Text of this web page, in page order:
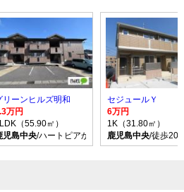
ス乗車時間20分 停歩3分
リーンヒルズ明和
万円
（55.90㎡）
児島中央/ハートピアかごしま バス乗車時間
セジュールＹ
6万円
1K（31.80㎡）
鹿児島中央/徒歩20